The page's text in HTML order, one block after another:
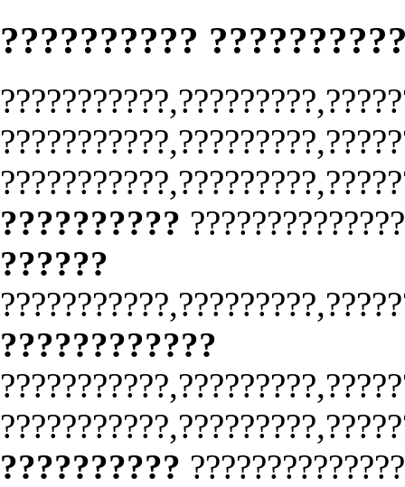
??????????
??????????
??????
????????????
??????????